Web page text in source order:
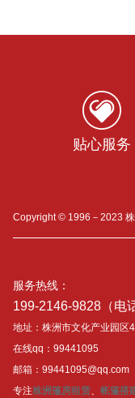
贴心服务
Copyright © 1996－2023
服务热线：
199-2146-9828（电
地址：株洲市文化产业园区
在线qq：99441095
邮箱：99441095@qq.com
专注株洲篷房租赁、 帐篷搭